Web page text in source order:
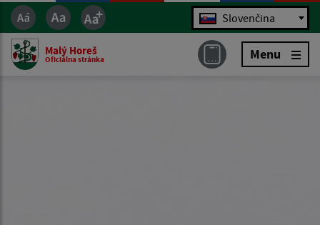
Jazyk Slovenčina
Malý Horeš
Oficiálna stránka Menu